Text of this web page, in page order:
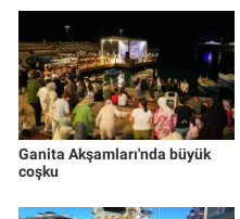
Ganita Akşamları'nda büyük
coşku